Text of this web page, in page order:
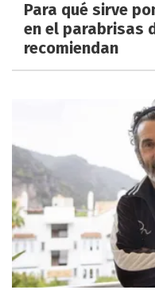
Para qué sirve
en el parabrisas
recomiendan